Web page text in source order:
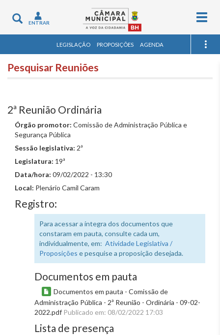
Toggle
navigation
ENTRAR
LEGISLAÇÃO PROPOSIÇÕES AGENDA
Pesquisar Reuniões
2ª Reunião Ordinária
Órgão promotor: Comissão de Administração Pública e
Segurança Pública
Sessão legislativa: 2ª
Legislatura: 19ª
Data/hora: 09/02/2022 - 13:30
Local: Plenário Camil Caram
Registro:
Para acessar a íntegra dos documentos que
constaram em pauta, consulte cada um,
individualmente, em: Atividade Legislativa /
Proposições e pesquise a proposição desejada.
Documentos em pauta
Documentos em pauta - Comissão de
Administração Pública - 2ª Reunião - Ordinária - 09-02-
2022.pdf Publicado em: 08/02/2022 17:03
Lista de presença